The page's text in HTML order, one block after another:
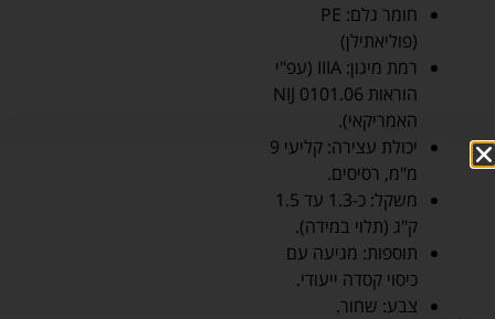
חומר גלם: PE
(פוליאתילן)
רמת מיגון: IIIA (עפ"י
הוראות NIJ 0101.06
האמריקאי).
יכולת עצירה: קליעי 9
מ"מ, רסיסים.
משקל: כ-1.3 עד 1.5
ק"ג (תלוי במידה).
תוספות: מגיעה עם
כיסוי קסדה ייעודי.
צבע: שחור.